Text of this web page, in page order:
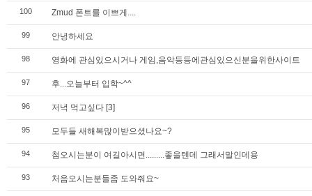
100 Zmud 폰트를 이쁘게....
99 안녕하세요
98 영화에 관심있으시거나 게임,음악등등에관심있으신분을위한사이트
97 후...오늘부터 입학~^^
96 저녁 먹고싶다 [3]
95 모두들 새해복많이받으셨나요~?
94 첨오시는분이 여길아시면.........좋을텐데 그래서말인데용
93 처음오시는분들좀 도와줘요~